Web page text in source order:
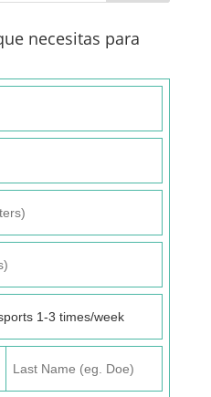
necesitas para